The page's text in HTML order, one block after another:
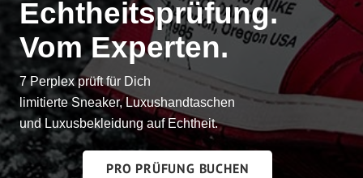
Echtheitsprüfung.
Vom Experten.
7 Perplex prüft für Dich
limitierte Sneaker, Luxushandtaschen
und Luxusbekleidung auf Echtheit.
PRO PRÜFUNG BUCHEN